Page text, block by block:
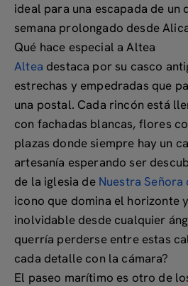
ideal para una escapada de un
semana prolongado desde
Qué hace especial a Altea
Altea destaca por su casco
estrechas y empedradas que
una postal. Cada rincón está
con fachadas blancas, flores
plazas donde siempre hay un
artesanía esperando ser
de la iglesia de Nuestra
icono que domina el horizonte
inolvidable desde cualquier
querría perderse entre estas
cada detalle con la cámara?
El paseo marítimo es otro de